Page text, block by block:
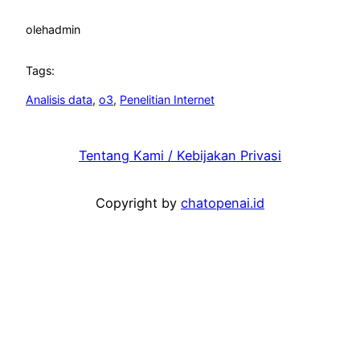
olehadmin
Tags:
Analisis data, o3, Penelitian Internet
Tentang Kami / Kebijakan Privasi
Copyright by chatopenai.id